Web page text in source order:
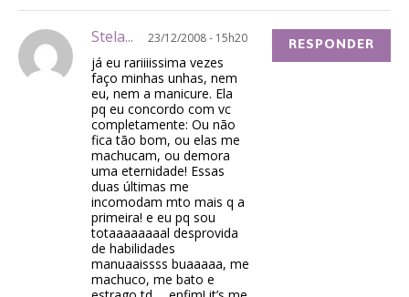
Stela... 23/12/2008 - 15h20
já eu rariiiissima vezes
faço minhas unhas, nem
eu, nem a manicure. Ela
pq eu concordo com vc
completamente: Ou não
fica tão bom, ou elas me
machucam, ou demora
uma eternidade! Essas
duas últimas me
incomodam mto mais q a
primeira! e eu pq sou
totaaaaaaaal desprovida
de habilidades
manuaaissss buaaaaa, me
machuco, me bato e
RESPONDER